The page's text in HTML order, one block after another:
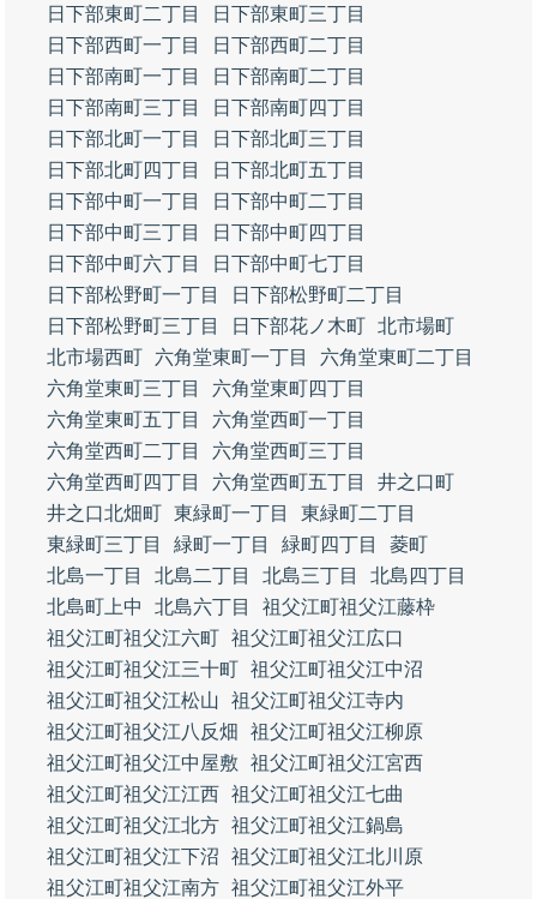
日下部東町二丁目
日下部東町三丁目
日下部西町一丁目
日下部西町二丁目
日下部南町一丁目
日下部南町二丁目
日下部南町三丁目
日下部南町四丁目
日下部北町一丁目
日下部北町三丁目
日下部北町四丁目
日下部北町五丁目
日下部中町一丁目
日下部中町二丁目
日下部中町三丁目
日下部中町四丁目
日下部中町六丁目
日下部中町七丁目
日下部松野町一丁目
日下部松野町二丁目
日下部松野町三丁目
日下部花ノ木町 北市場町
北市場西町
六角堂東町一丁目
六角堂東町二丁目
六角堂東町三丁目
六角堂東町四丁目
六角堂東町五丁目
六角堂西町一丁目
六角堂西町二丁目
六角堂西町三丁目
六角堂西町四丁目
六角堂西町五丁目
井之口町
井之口北畑町 東緑町一丁目
東緑町二丁目
東緑町三丁目
緑町一丁目 緑町四丁目
菱町
北島一丁目
北島二丁目 北島三丁目
北島四丁目
北島町上中
北島六丁目
祖父江町祖父江藤枠
祖父江町祖父江六町 祖父江町祖父江広口
祖父江町祖父江三十町 祖父江町祖父江中沼
祖父江町祖父江松山
祖父江町祖父江寺内
祖父江町祖父江八反畑
祖父江町祖父江柳原
祖父江町祖父江中屋敷
祖父江町祖父江宮西
祖父江町祖父江江西 祖父江町祖父江七曲
祖父江町祖父江北方 祖父江町祖父江鍋島
祖父江町祖父江下沼
祖父江町祖父江北川原
祖父江町祖父江南方 祖父江町祖父江外平